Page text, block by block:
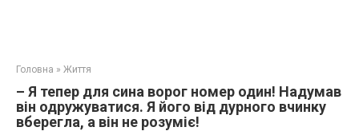
Головна » Життя
– Я тепер для сина ворог номер один! Надумав
він одружуватися. Я його від дурного вчинку
вберегла, а він не розуміє!